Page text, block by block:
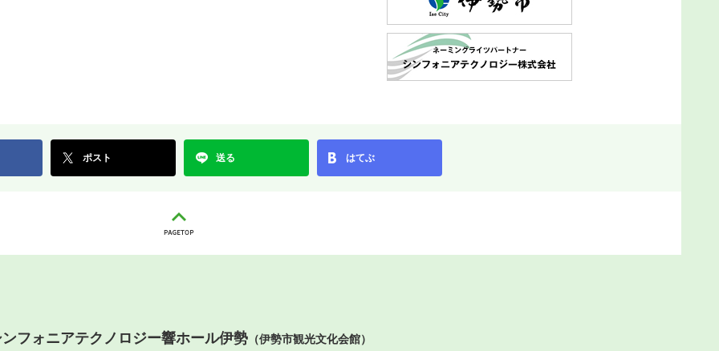
ポスト 送る はてぶ
フォニアテクノロジー響ホール伊勢 （伊勢市観光文化会館）